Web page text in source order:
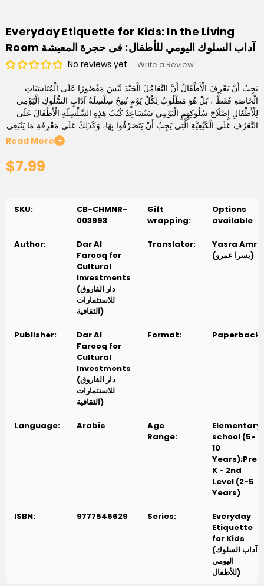
Everyday Etiquette for Kids: In the Living
Room آداب السلوك اليومي للأطفال: فى حجرة المعيشة
No reviews yet Write a Review
يَجِبُ أَنْ يَعْرِفَ الْأَطْفَالُ أَنَّ التَّعَامُلَ الْجَيْدَ لَيْسَ مَقْصُورًا عَلَى الْمُنَاسَبَاتِ
الْخَاصَةِ فَقَطْ ، بَلْ هُوَ مَطْلُوبُ لِكُلِّ يَوْمٍ تُتِيحُ سِلْسِلَةُ آدَابِ السُّلُوكِ الْيَوْمِي
لِلْأَطْفَالِ إِصْلَاحَ سُلُوكِهِمِ الْيَوْمِي سَتُسَاعِدُ كُتُبُ هَذِهِ السِّلْسِلَةِ الْأَطْفَالَ عَلَى
التَّعَرُفِ عَلَى الْكَيْفِيَّةِ الَّتِي يَجِبُ أَنْ يَتَصَرْفُوا بِهَا، وَكَذَلِكَ عَلَى مَعْرِفَةِ مَا يَنْبَغِي
Read More +
$7.99
SKU:
CB-CHMNR-
003993
Gift
wrapping:
Options
available
Author:
Dar Al
Farooq for
Cultural
Investments
(دار الفاروق
للاستثمارات
الثقافية)
Translator:
Yasra Amr
(يسرا عمرو)
Publisher:
Dar Al
Farooq for
Cultural
Investments
(دار الفاروق
للاستثمارات
الثقافية)
Format: Paperback
Language: Arabic
Age
Range:
Elementary
school (5-
10
Years);Pre-
K - 2nd
Level (2-5
Years)
ISBN: 9777546629 Series:
Everyday
Etiquette
for Kids
(آداب السلوك
اليومي
للأطفال)